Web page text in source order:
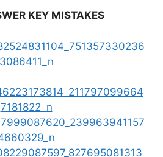
KEY MISTAKES